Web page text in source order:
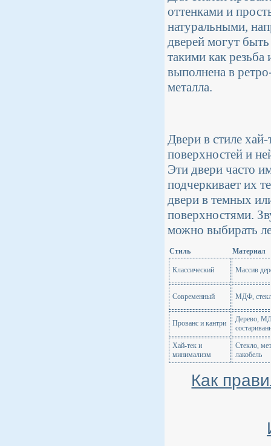
оттенками и
натуральными,
дверей могут
такими как
выполнена в
металла.
Двери в стиле
поверхностей и
Эти двери часто
подчеркивает их
двери в темных
поверхностями.
можно выбирать
Стиль Материал
Классический Массив
Современный МДФ,
Прованс и кантри
Дерево,
Хай-тек и
минимализм
Стекло,
лакобель
Как